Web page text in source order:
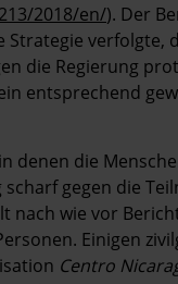
2018/en/). Der
Strategie
die Regierung
entsprechend
denen die
gegen die
nach wie vor
Einigen
Centro